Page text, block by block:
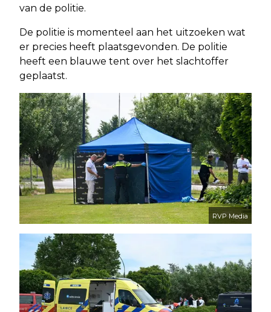
van de politie.
De politie is momenteel aan het uitzoeken wat
er precies heeft plaatsgevonden. De politie
heeft een blauwe tent over het slachtoffer
geplaatst.
RVP Media